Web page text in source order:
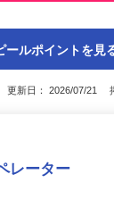
ールポイントを見
更新日： 2026/07/21
レーター